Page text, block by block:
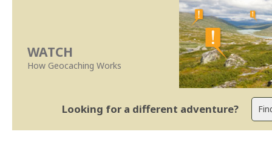
WATCH
How Geocaching Works
Looking for a different adventure?